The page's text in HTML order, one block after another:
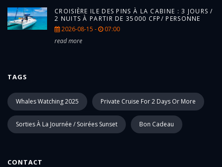
CROISIÈRE ILE DES PINS À LA CABINE : 3 JOURS /
2 NUITS À PARTIR DE 35000 CFP/ PERSONNE
2026-08-15 -
07:00
read more
TAGS
Whales Watching 2025 Private Cruise For 2 Days Or More
Sorties À La Journée / Soirées Sunset Bon Cadeau
CONTACT